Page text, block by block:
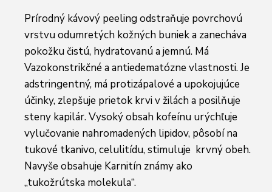
Prírodný kávový peeling odstraňuje povrchovú
vrstvu odumretých kožných buniek a zanecháva
pokožku čistú, hydratovanú a jemnú. Má
Vazokonstrikčné a antiedematózne vlastnosti. Je
adstringentný, má protizápalové a upokojujúce
účinky, zlepšuje prietok krvi v žilách a posilňuje
steny kapilár. Vysoký obsah kofeínu urýchľuje
vylučovanie nahromadených lipidov, pôsobí na
tukové tkanivo, celulitídu, stimuluje krvný obeh.
Navyše obsahuje Karnitín známy ako
„tukožrútska molekula“.